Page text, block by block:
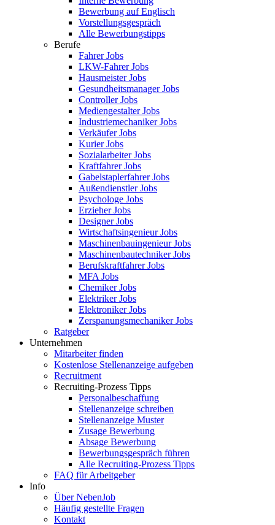
Bewerbung auf Englisch
Vorstellungsgespräch
Alle Bewerbungstipps
Berufe
Fahrer Jobs
LKW-Fahrer Jobs
Hausmeister Jobs
Gesundheitsmanager Jobs
Controller Jobs
Mediengestalter Jobs
Industriemechaniker Jobs
Verkäufer Jobs
Kurier Jobs
Sozialarbeiter Jobs
Kraftfahrer Jobs
Gabelstaplerfahrer Jobs
Außendienstler Jobs
Psychologe Jobs
Erzieher Jobs
Designer Jobs
Wirtschaftsingenieur Jobs
Maschinenbauingenieur Jobs
Maschinenbautechniker Jobs
Berufskraftfahrer Jobs
MFA Jobs
Chemiker Jobs
Elektriker Jobs
Elektroniker Jobs
Zerspanungsmechaniker Jobs
Ratgeber
Unternehmen
Mitarbeiter finden
Kostenlose Stellenanzeige aufgeben
Recruitment
Recruiting-Prozess Tipps
Personalbeschaffung
Stellenanzeige schreiben
Stellenanzeige Muster
Zusage Bewerbung
Absage Bewerbung
Bewerbungsgespräch führen
Alle Recruiting-Prozess Tipps
FAQ für Arbeitgeber
Info
Über NebenJob
Häufig gestellte Fragen
Kontakt